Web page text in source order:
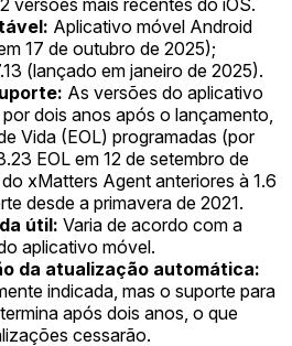
Aplicativo móvel Android
17 de outubro de 2025);
(lançado em janeiro de 2025).
As versões do aplicativo
dois anos após o lançamento,
Vida (EOL) programadas (por
EOL em 12 de setembro de
xMatters Agent anteriores à 1.6
desde a primavera de 2021.
útil: Varia de acordo com a
aplicativo móvel.
da atualização automática:
indicada, mas o suporte para
após dois anos, o que
cessarão.